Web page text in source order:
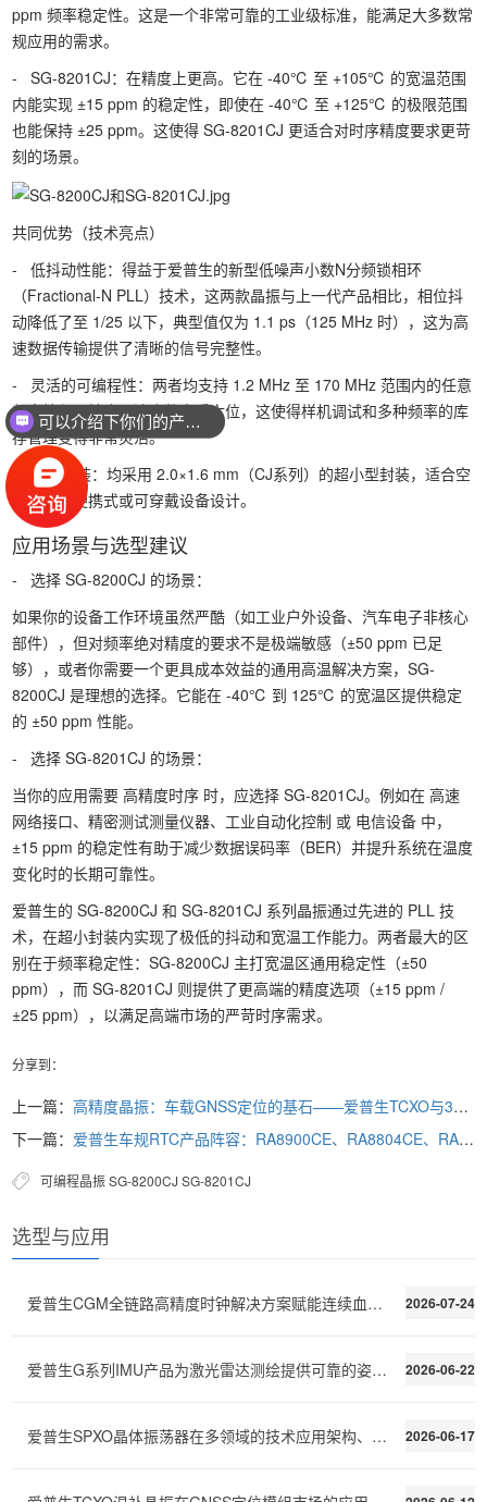
ppm 频率稳定性。这是一个非常可靠的工业级标准，能满足大多数常
规应用的需求。
- SG-8201CJ：在精度上更高。它在 -40℃ 至 +105℃ 的宽温范围
内能实现 ±15 ppm 的稳定性，即使在 -40℃ 至 +125℃ 的极限范围
也能保持 ±25 ppm。这使得 SG-8201CJ 更适合对时序精度要求更苛
刻的场景。
共同优势（技术亮点）
- 低抖动性能：得益于爱普生的新型低噪声小数N分频锁相环
（Fractional-N PLL）技术，这两款晶振与上一代产品相比，相位抖
动降低了至 1/25 以下，典型值仅为 1.1 ps（125 MHz 时），这为高
速数据传输提供了清晰的信号完整性。
- 灵活的可编程性：两者均支持 1.2 MHz 至 170 MHz 范围内的任意
频率编程，精度可达小数点后六位，这使得样机调试和多种频率的库
存管理变得非常灵活。
- 紧凑封装：均采用 2.0×1.6 mm（CJ系列）的超小型封装，适合空
间受限的便携式或可穿戴设备设计。
应用场景与选型建议
- 选择 SG-8200CJ 的场景：
如果你的设备工作环境虽然严酷（如工业户外设备、汽车电子非核心
部件），但对频率绝对精度的要求不是极端敏感（±50 ppm 已足
够），或者你需要一个更具成本效益的通用高温解决方案，SG-
8200CJ 是理想的选择。它能在 -40℃ 到 125℃ 的宽温区提供稳定
的 ±50 ppm 性能。
- 选择 SG-8201CJ 的场景：
当你的应用需要 高精度时序 时，应选择 SG-8201CJ。例如在 高速
网络接口、精密测试测量仪器、工业自动化控制 或 电信设备 中，
±15 ppm 的稳定性有助于减少数据误码率（BER）并提升系统在温度
变化时的长期可靠性。
爱普生的 SG-8200CJ 和 SG-8201CJ 系列晶振通过先进的 PLL 技
术，在超小封装内实现了极低的抖动和宽温工作能力。两者最大的区
别在于频率稳定性：SG-8200CJ 主打宽温区通用稳定性（±50
ppm），而 SG-8201CJ 则提供了更高端的精度选项（±15 ppm /
±25 ppm），以满足高端市场的严苛时序需求。
分享到：
上一篇：高精度晶振：车载GNSS定位的基石——爱普生TCXO与32.768kHz晶振方案推荐
下一篇： 爱普生车规RTC产品阵容：RA8900CE、RA8804CE、RA8000CE、RA4000CE特性解析
可编程晶振SG-8200CJ SG-8201CJ
选型与应用
2026-07-24
爱普生CGM全链路高精度时钟解决方案赋能连续血糖监测C
2026-06-22
爱普生G系列IMU产品为激光雷达测绘提供可靠的姿态稳定
2026-06-17
爱普生SPXO晶体振荡器在多领域的技术应用架构、性能需